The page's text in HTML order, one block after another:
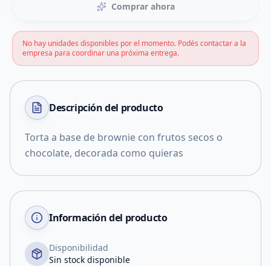
Comprar ahora
No hay unidades disponibles por el momento. Podés contactar a la
empresa para coordinar una próxima entrega.
Descripción del producto
Torta a base de brownie con frutos secos o
chocolate, decorada como quieras
Información del producto
Disponibilidad
Sin stock disponible